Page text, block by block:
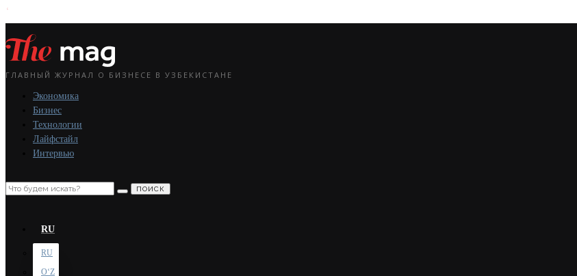
ГЛАВНЫЙ ЖУРНАЛ О БИЗНЕСЕ В УЗБЕКИСТАНЕ
Экономика
Бизнес
Технологии
Лайфстайл
Интервью
ПОИСК
RU
RU
OʻZ